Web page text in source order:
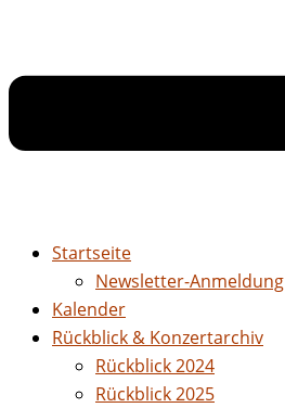
Startseite
Newsletter-Anmeldung
Kalender
Rückblick & Konzertarchiv
Rückblick 2024
Rückblick 2025